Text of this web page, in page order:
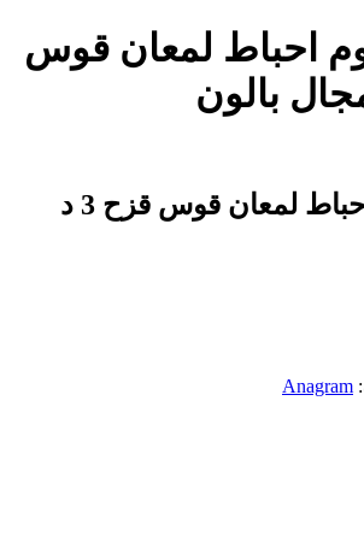
احباط لمعان قوس
18 " الهيليوم احباط لمعان قوس قزح 3 د
Anagram